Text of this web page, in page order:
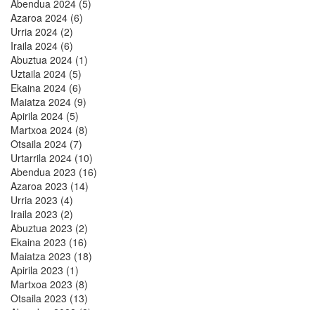
Abendua 2024 (5)
Azaroa 2024 (6)
Urria 2024 (2)
Iraila 2024 (6)
Abuztua 2024 (1)
Uztaila 2024 (5)
Ekaina 2024 (6)
Maiatza 2024 (9)
Apirila 2024 (5)
Martxoa 2024 (8)
Otsaila 2024 (7)
Urtarrila 2024 (10)
Abendua 2023 (16)
Azaroa 2023 (14)
Urria 2023 (4)
Iraila 2023 (2)
Abuztua 2023 (2)
Ekaina 2023 (16)
Maiatza 2023 (18)
Apirila 2023 (1)
Martxoa 2023 (8)
Otsaila 2023 (13)